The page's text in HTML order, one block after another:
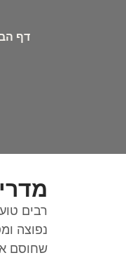
דף
רבים
נפוצה
שחוסם